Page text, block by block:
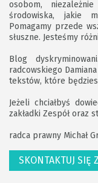
osobom,
środowiska, jakie
Pomagamy przede
słuszne. Jesteśmy
Blog
radcowskiego
tekstów, które
Jeżeli chciałbyś
zakładki Zespółoraz
radca prawny Michał
SKONTAKTUJ SIĘ